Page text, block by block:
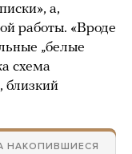
а,
работы. «Вроде
„белые
схема
близкий
НАКОПИВШИЕСЯ